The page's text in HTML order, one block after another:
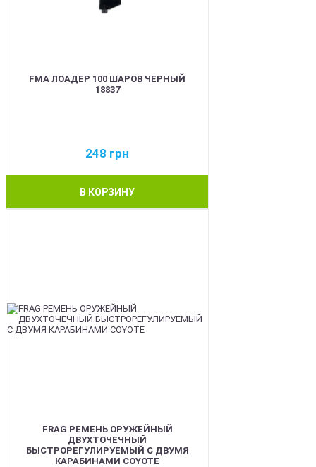
FMA ЛОАДЕР 100 ШАРОВ ЧЕРНЫЙ
18837
248 грн
В КОРЗИНУ
FRAG РЕМЕНЬ ОРУЖЕЙНЫЙ
ДВУХТОЧЕЧНЫЙ
БЫСТРОРЕГУЛИРУЕМЫЙ С ДВУМЯ
КАРАБИНАМИ COYOTE